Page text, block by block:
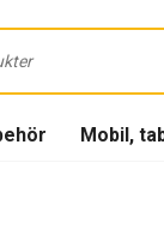
Mobil,